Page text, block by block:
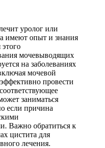
уролог или
имеют опыт и знания
мочевыводящих
на заболеваниях
мочевой
провести
заниматься
если причина
Важно обратиться к
цистита для
лечения.